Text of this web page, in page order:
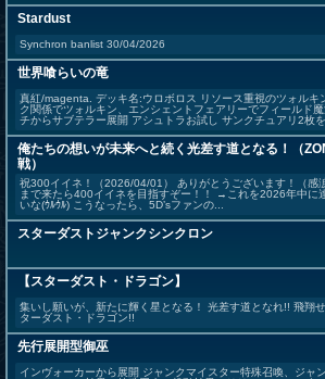
Stardust
Synchron banlist 30/04/2026
世界喰らいの竜
真紅/magenta. デッキ名:ウロボロス リソース重視のツォルキ
ク関係でツォルキン、エンシェントフェアリーでフィールド
チからサブテラー展開 アシュトラお試し サンクチュアリ2枚
俺たちの想いが未来へと続く光差す道となる！（
戦）
祝300イイネ！（2026/04/01） ありがとうございます！（感
まで来たら400イイネを目指すぞー！！ →これを2026年中に
いな(ｳﾙｳﾙ) こうなったら、5D’sファンの...
スターダストジャンクシンクロン
【スターダスト・ドラゴン】
集いし願いが、新たに輝く星となる！ 光差す道となれ!! 飛翔
ターダスト・ドラゴン!!
先行展開型御巫
インヴォーカーから展開 ジャンクマイスター特殊召喚、ジャ